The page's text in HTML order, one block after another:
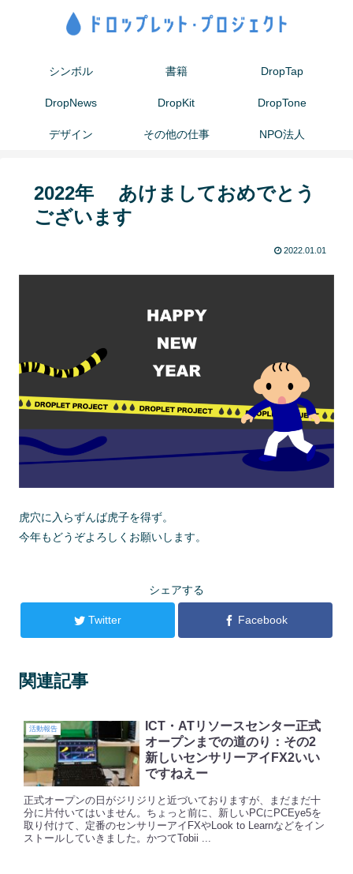
シンボル 書籍 DropTap
DropNews DropKit DropTone
デザイン その他の仕事 NPO法人
2022年 あけましておめでとう
ございます
2022.01.01
虎穴に入らずんば虎子を得ず。
今年もどうぞよろしくお願いします。
シェアする
Twitter Facebook
関連記事
活動報告
ICT・ATリソースセンター正式
オープンまでの道のり：その2
新しいセンサリーアイFX2いい
ですねえー
正式オープンの日がジリジリと近づいておりますが、まだまだ十
分に片付いてはいません。ちょっと前に、新しいPCにPCEye5を
取り付けて、定番のセンサリーアイFXやLook to Learnなどをイン
ストールしていきました。かつてTobii ...